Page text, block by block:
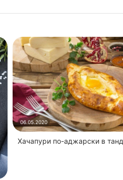
06.05.2020
Хачапури по-аджарски в